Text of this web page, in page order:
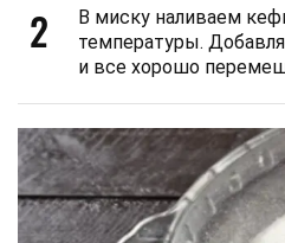
2
В миску наливаем
температуры.
и все хорошо